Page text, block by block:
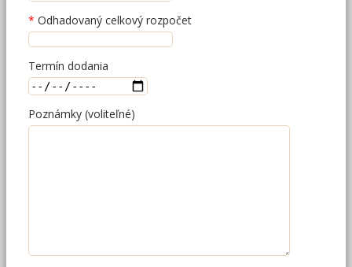
Odhadovaný celkový rozpočet
Termín dodania
Poznámky (voliteľné)